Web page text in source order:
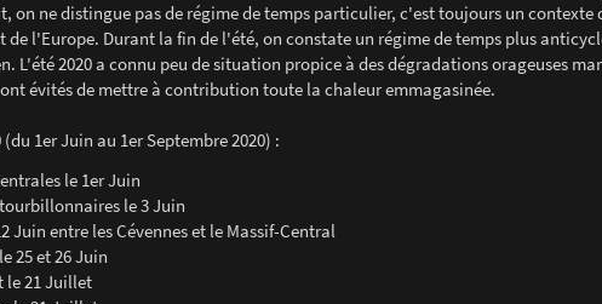
on ne distingue pas de régime de temps particulier, c'est toujours un
de l'Europe. Durant la fin de l'été, on constate un régime de temps plus
L'été 2020 a connu peu de situation propice à des dégradations orageuses
évités de mettre à contribution toute la chaleur emmagasinée.
1er Juin au 1er Septembre 2020) :
le 1er Juin
le 3 Juin
Juin entre les Cévennes et le Massif-Central
25 et 26 Juin
le 21 Juillet